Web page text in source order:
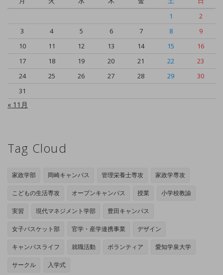
1
2
3
4 5 6 7 8
9
10
11 12 13 14 15
16
17
18 19 20 21 22
23
24
25 26 27 28 29
30
31
« 11月
Tag Cloud
家政学部 岡崎キャンパス 管理栄養士専攻 家政学専攻
こどもの生活専攻 オープンキャンパス 授業 小学校教諭
実習 現代マネジメント学部 豊田キャンパス
女子バスケット部 官学・産学連携事業 デザイン
キャンパスライフ 就職活動 ボランティア 愛知学泉大学
サークル 入学式